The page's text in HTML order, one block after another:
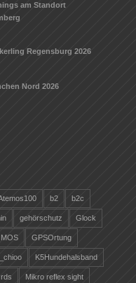
am Standort
Regensburg 2026
Nord 2026
b2 b2c
gehörschutz Glock
GPSOrtung
K5Hundehalsband
Mikro reflex sight